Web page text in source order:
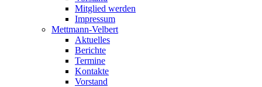
Mitglied werden
Impressum
Mettmann-Velbert
Aktuelles
Berichte
Termine
Kontakte
Vorstand